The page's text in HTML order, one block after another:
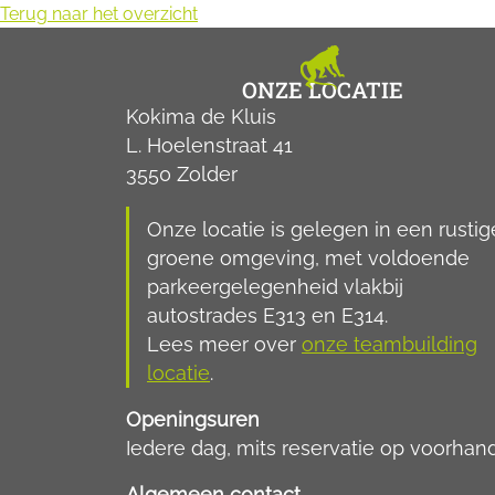
Terug naar het overzicht
ONZE LOCATIE
Kokima de Kluis
L. Hoelenstraat 41
3550 Zolder
Onze locatie is gelegen in een
groene omgeving, met voldoende
parkeergelegenheid vlakbij
autostrades E313 en E314.
Lees meer over onze teambuilding
locatie.
Openingsuren
Iedere dag, mits reservatie op